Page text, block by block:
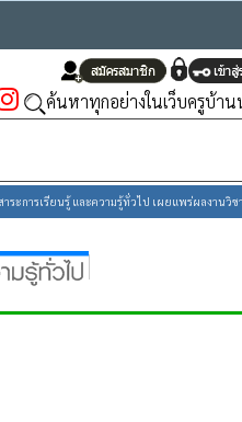
ค้นหาทุกอย่างในเว็บครูบ้าน
ระการเรียนรู้ และความรู้ทั่วไป เผยแพร่ผลงานวิช